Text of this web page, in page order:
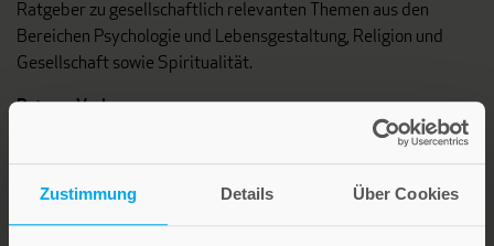
Zustimmung Details Über Cookies
Ratgeber zu gesellschaftlich relevanten Themen aus den
Bereichen Psychologie und Lebensgestaltung, Religion und
Gesellschaft sowie Spiritualität.
Patmos Verlag